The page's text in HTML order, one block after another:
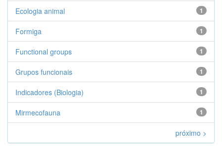
1
Ecologia animal
1
Formiga
1
Functional groups
1
Grupos funcionais
1
Indicadores (Biologia)
1
Mirmecofauna
próximo >